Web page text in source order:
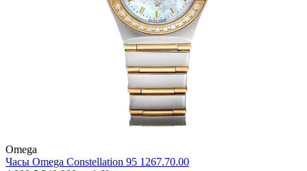
Omega
Часы Omega Constellation 95 1267.70.00